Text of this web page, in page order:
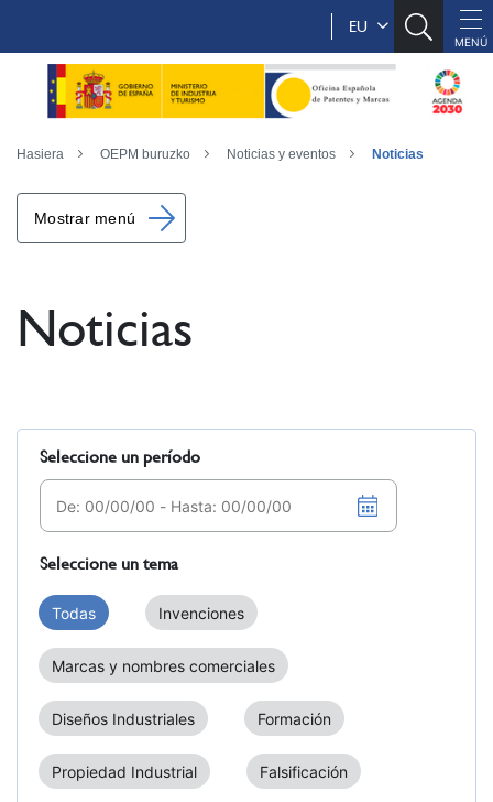
EU
Hasiera OEPM buruzko Noticias y eventos Noticias
Mostrar menú
Noticias
Seleccione un período
Seleccione un tema
Todas Invenciones
Marcas y nombres comerciales
Diseños Industriales Formación
Propiedad Industrial Falsificación